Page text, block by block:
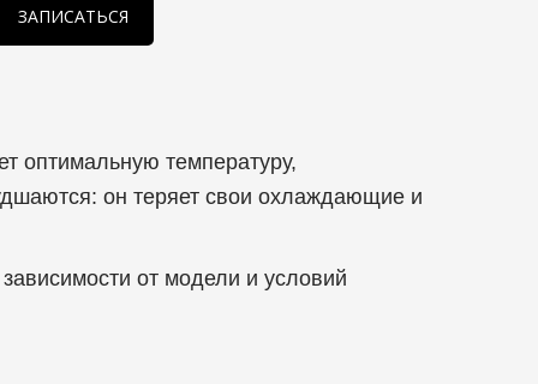
ЗАПИСАТЬСЯ
оптимальную температуру,
он теряет свои охлаждающие и
от модели и условий